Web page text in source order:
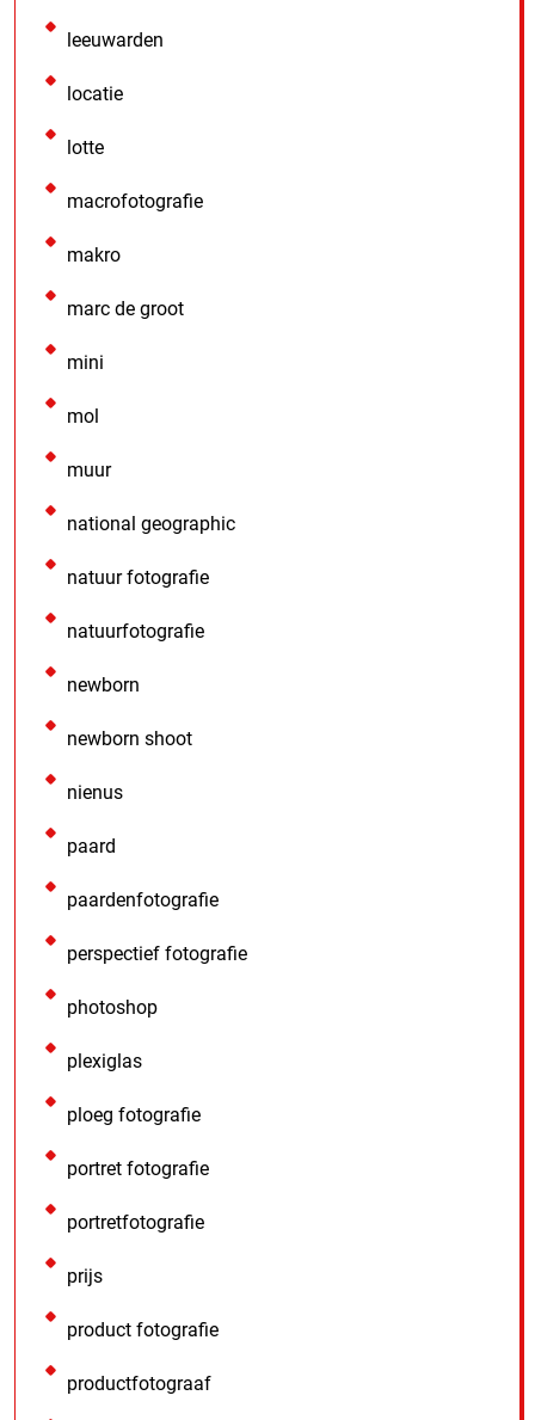
leeuwarden
locatie
lotte
macrofotografie
makro
marc de groot
mini
mol
muur
national geographic
natuur fotografie
natuurfotografie
newborn
newborn shoot
nienus
paard
paardenfotografie
perspectief fotografie
photoshop
plexiglas
ploeg fotografie
portret fotografie
portretfotografie
prijs
product fotografie
productfotograaf